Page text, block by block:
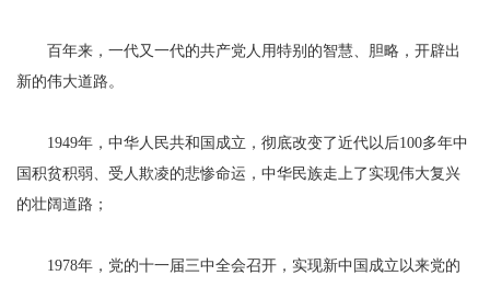
百年来，一代又一代的共产党人用特别的智慧、胆略，开辟出
新的伟大道路。
1949年，中华人民共和国成立，彻底改变了近代以后100多年中
国积贫积弱、受人欺凌的悲惨命运，中华民族走上了实现伟大复兴
的壮阔道路；
1978年，党的十一届三中全会召开，实现新中国成立以来党的